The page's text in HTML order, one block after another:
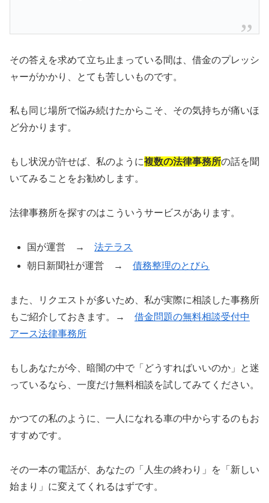
その答えを求めて立ち止まっている間は、借金のプレッシ
ャーがかかり、とても苦しいものです。
私も同じ場所で悩み続けたからこそ、その気持ちが痛いほ
ど分かります。
もし状況が許せば、私のように複数の法律事務所の話を聞
いてみることをお勧めします。
法律事務所を探すのはこういうサービスがあります。
国が運営 →法テラス
朝日新聞社が運営 →債務整理のとびら
また、リクエストが多いため、私が実際に相談した事務所
もご紹介しておきます。→ 借金問題の無料相談受付中
アース法律事務所
もしあなたが今、暗闇の中で「どうすればいいのか」と迷
っているなら、一度だけ無料相談を試してみてください。
かつての私のように、一人になれる車の中からするのもお
すすめです。
その一本の電話が、あなたの「人生の終わり」を「新しい
始まり」に変えてくれるはずです。